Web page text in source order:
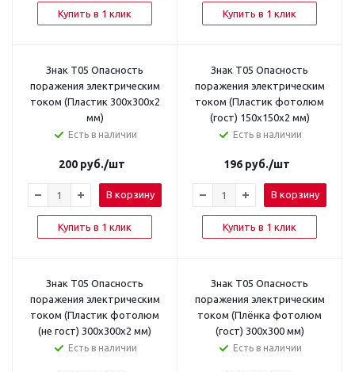
Купить в 1 клик Купить в 1 клик
Знак T05 Опасность
поражения электрическим
током (Пластик 300х300х2
мм)
Есть в наличии
200 руб./шт
В корзину
Купить в 1 клик
Знак T05 Опасность
поражения электрическим
током (Пластик фотолюм
(гост) 150х150х2 мм)
Есть в наличии
196 руб./шт
В корзину
Купить в 1 клик
Знак T05 Опасность
поражения электрическим
током (Пластик фотолюм
(не гост) 300х300х2 мм)
Есть в наличии
Знак T05 Опасность
поражения электрическим
током (Плёнка фотолюм
(гост) 300х300 мм)
Есть в наличии